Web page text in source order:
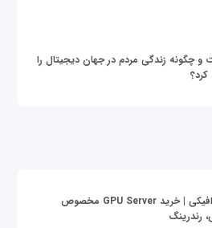
چگونه زندگی مردم در جهان دیجیتال را
قیمت سرور گرافیکی | خرید GPU Server مخصوص
رندرینگ